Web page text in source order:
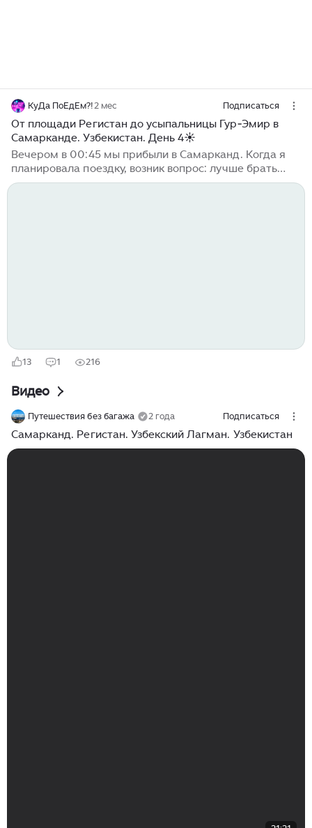
КуДа ПоЕдЕм?! 2 мес Подписаться
От площади Регистан до усыпальницы Гур‑Эмир в
Самарканде. Узбекистан. День 4☀️
Вечером в 00:45 мы прибыли в Самарканд. Когда я
планировала поездку, возник вопрос: лучше брать
поезд, который прибудет поздно вечером или
13 1 216
Видео
Путешествия без багажа 2 года Подписаться
Самарканд. Регистан. Узбекский Лагман. Узбекистан